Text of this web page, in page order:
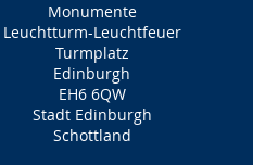
Monumente
Leuchtturm-Leuchtfeuer
Turmplatz
Edinburgh
EH6 6QW
Stadt Edinburgh
Schottland